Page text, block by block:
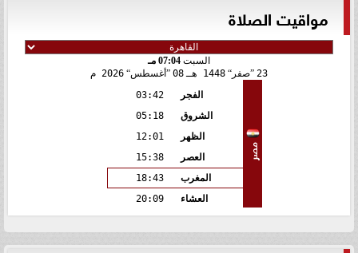
مواقيت الصلاة
السبت 07:04 مـ
23 صفر 1448 هـ 08 أغسطس 2026 م
مصر
الفجر
03:42
الشروق
05:18
الظهر
12:01
العصر
15:38
المغرب
18:43
العشاء
20:09